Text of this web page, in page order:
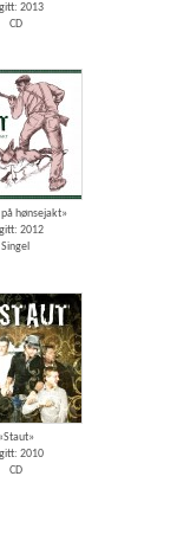
2013
CD
på hønsejakt»
2012
Singel
«Staut»
2010
CD